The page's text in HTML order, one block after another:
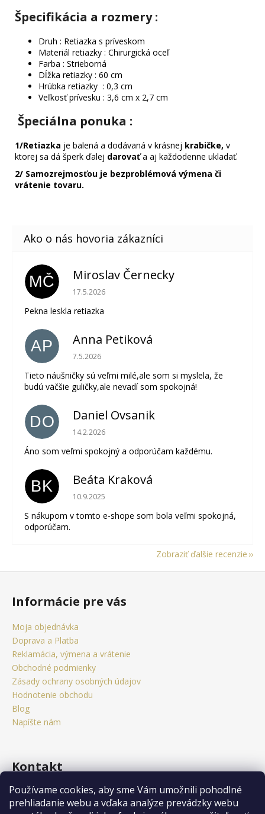
Používame cookies, aby sme Vám umožnili pohodlné
prehliadanie webu a vďaka analýze prevádzky webu
Špecifikácia a rozmery :
Druh : Retiazka s príveskom
Materiál retiazky : Chirurgická oceľ
Farba : Strieborná
Dĺžka retiazky : 60 cm
Hrúbka retiazky : 0,3 cm
Veľkosť prívesku : 3,6 cm x 2,7 cm
Špeciálna ponuka :
1/Retiazka je balená a dodávaná v krásnej krabičke, v
ktorej sa dá šperk ďalej darovaťa aj každodenne ukladať.
2/ Samozrejmosťou je bezproblémová výmena či
vrátenie tovaru.
MČ Miroslav Černecky
Hodnotenie obchodu je 5 z 5 hviezdičiek.
17.5.2026
Pekna leskla retiazka
AP Anna Petiková
Hodnotenie obchodu je 5 z 5 hviezdičiek.
7.5.2026
Tieto náušničky sú veľmi milé,ale som si myslela, že
budú väčšie guličky,ale nevadí som spokojná!
DO Daniel Ovsanik
Hodnotenie obchodu je 5 z 5 hviezdičiek.
14.2.2026
Áno som veľmi spokojný a odporúčam každému.
BK Beáta Kraková
Hodnotenie obchodu je 5 z 5 hviezdičiek.
10.9.2025
S nákupom v tomto e-shope som bola veľmi spokojná,
odporúčam.
Zobraziť ďalšie recenzie
Informácie pre vás
Moja objednávka
Doprava a Platba
Reklamácia, výmena a vrátenie
Obchodné podmienky
Zásady ochrany osobných údajov
Hodnotenie obchodu
Blog
Napíšte nám
Kontakt
obchod @citystorm.eu
+421 950 541 742